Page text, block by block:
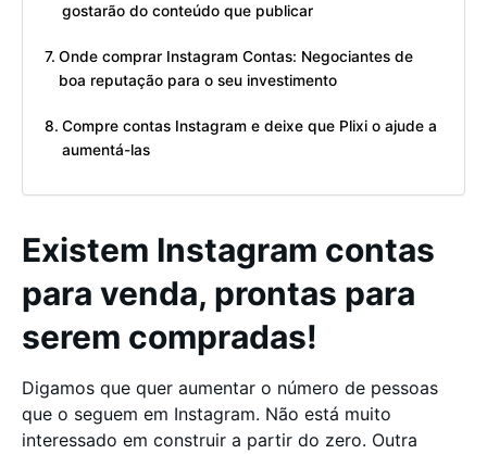
gostarão do conteúdo que publicar
Onde comprar Instagram Contas: Negociantes de
boa reputação para o seu investimento
Compre contas Instagram e deixe que Plixi o ajude a
aumentá-las
Existem Instagram contas
para venda, prontas para
serem compradas!
Digamos que quer aumentar o número de pessoas
que o seguem em Instagram. Não está muito
interessado em construir a partir do zero. Outra